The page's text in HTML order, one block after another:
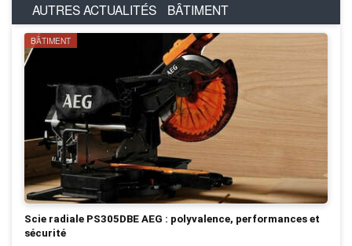
AUTRES ACTUALITÉS BÂTIMENT
BÂTIMENT
Scie radiale PS305DBE AEG : polyvalence, performances et
sécurité